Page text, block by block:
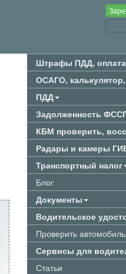
Штрафы ПДД, оплата
ОСАГО, калькулятор,
ПДД
Задолженность
КБМ проверить,
Радары и камеры
Транспортный налог
Блог
Документы
Водительское
Проверить
Сервисы для
Статьи